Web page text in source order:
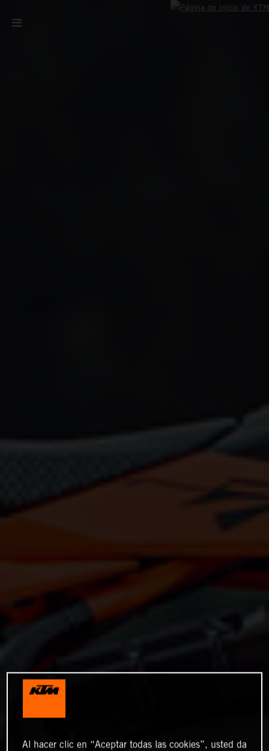
Al hacer clic en “Aceptar todas las cookies”, usted da